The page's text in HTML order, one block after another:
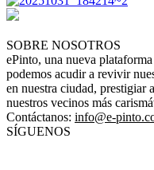
SOBRE NOSOTROS
ePinto, una nueva
podemos acudir a revivir
en nuestra ciudad, prestigiar
nuestros vecinos más
Contáctanos: info@e-
SÍGUENOS